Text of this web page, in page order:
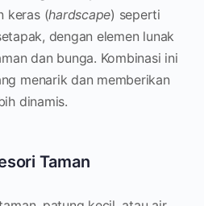
keras (hardscape) seperti
dengan elemen lunak
dan bunga. Kombinasi ini
menarik dan memberikan
dinamis.
Taman